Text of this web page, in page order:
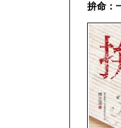
拚命：